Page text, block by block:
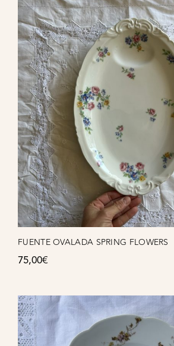
FUENTE OVALADA SPRING FLOWERS
75,00€